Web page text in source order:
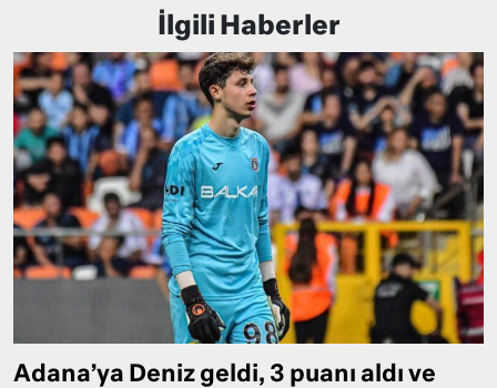
İlgili Haberler
Adana’ya Deniz geldi, 3 puanı aldı ve